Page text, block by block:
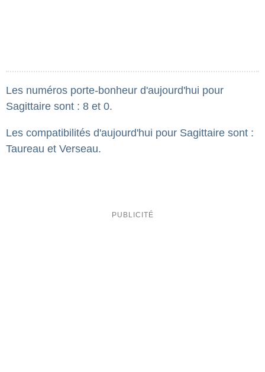
Les numéros porte-bonheur d'aujourd'hui pour
Sagittaire sont : 8 et 0.
Les compatibilités d'aujourd'hui pour Sagittaire sont :
Taureau et Verseau.